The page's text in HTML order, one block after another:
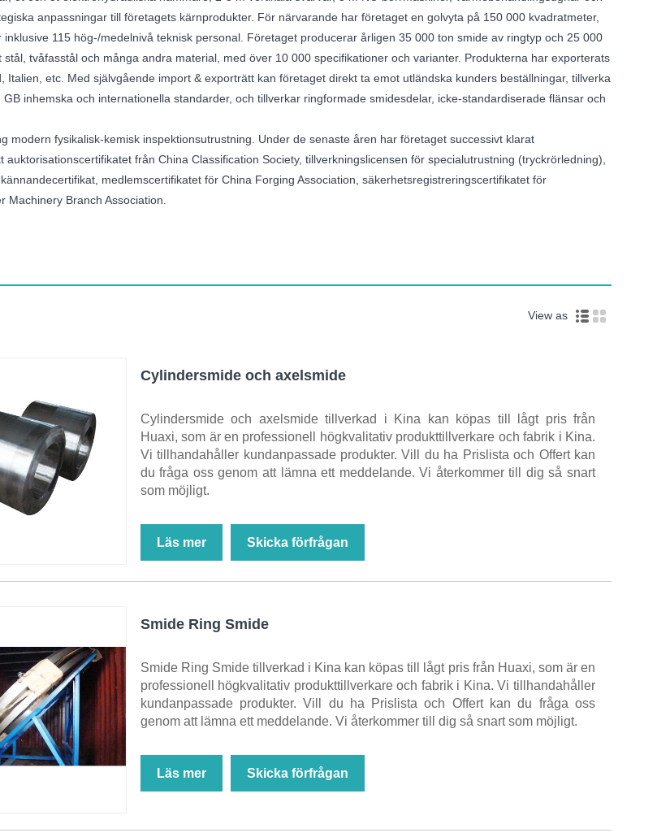
anpassningar till företagets kärnprodukter. För närvarande har företaget en golvyta på 150 000 kvadratmeter,
115 hög-/medelnivå teknisk personal. Företaget producerar årligen 35 000 ton smide av ringtyp och 25 000
tvåfasstål och många andra material, med över 10 000 specifikationer och varianter. Produkterna har exporterats
etc. Med självgående import & exporträtt kan företaget direkt ta emot utländska kunders beställningar, tillverka
inhemska och internationella standarder, och tillverkar ringformade smidesdelar, icke-standardiserade flänsar och
modern fysikalisk-kemisk inspektionsutrustning. Under de senaste åren har företaget successivt klarat
från China Classification Society, tillverkningslicensen för specialutrustning (tryckrörledning),
medlemscertifikatet för China Forging Association, säkerhetsregistreringscertifikatet för
Machinery Branch Association.
View as
Cylindersmide och axelsmide
Cylindersmide och axelsmide tillverkad i Kina kan köpas till lågt pris från
Huaxi, som är en professionell högkvalitativ produkttillverkare och fabrik i Kina.
Vi tillhandahåller kundanpassade produkter. Vill du ha Prislista och Offert kan
du fråga oss genom att lämna ett meddelande. Vi återkommer till dig så snart
som möjligt.
Läs mer Skicka förfrågan
Smide Ring Smide
Smide Ring Smide tillverkad i Kina kan köpas till lågt pris från Huaxi, som är en
professionell högkvalitativ produkttillverkare och fabrik i Kina. Vi tillhandahåller
kundanpassade produkter. Vill du ha Prislista och Offert kan du fråga oss
genom att lämna ett meddelande. Vi återkommer till dig så snart som möjligt.
Läs mer Skicka förfrågan